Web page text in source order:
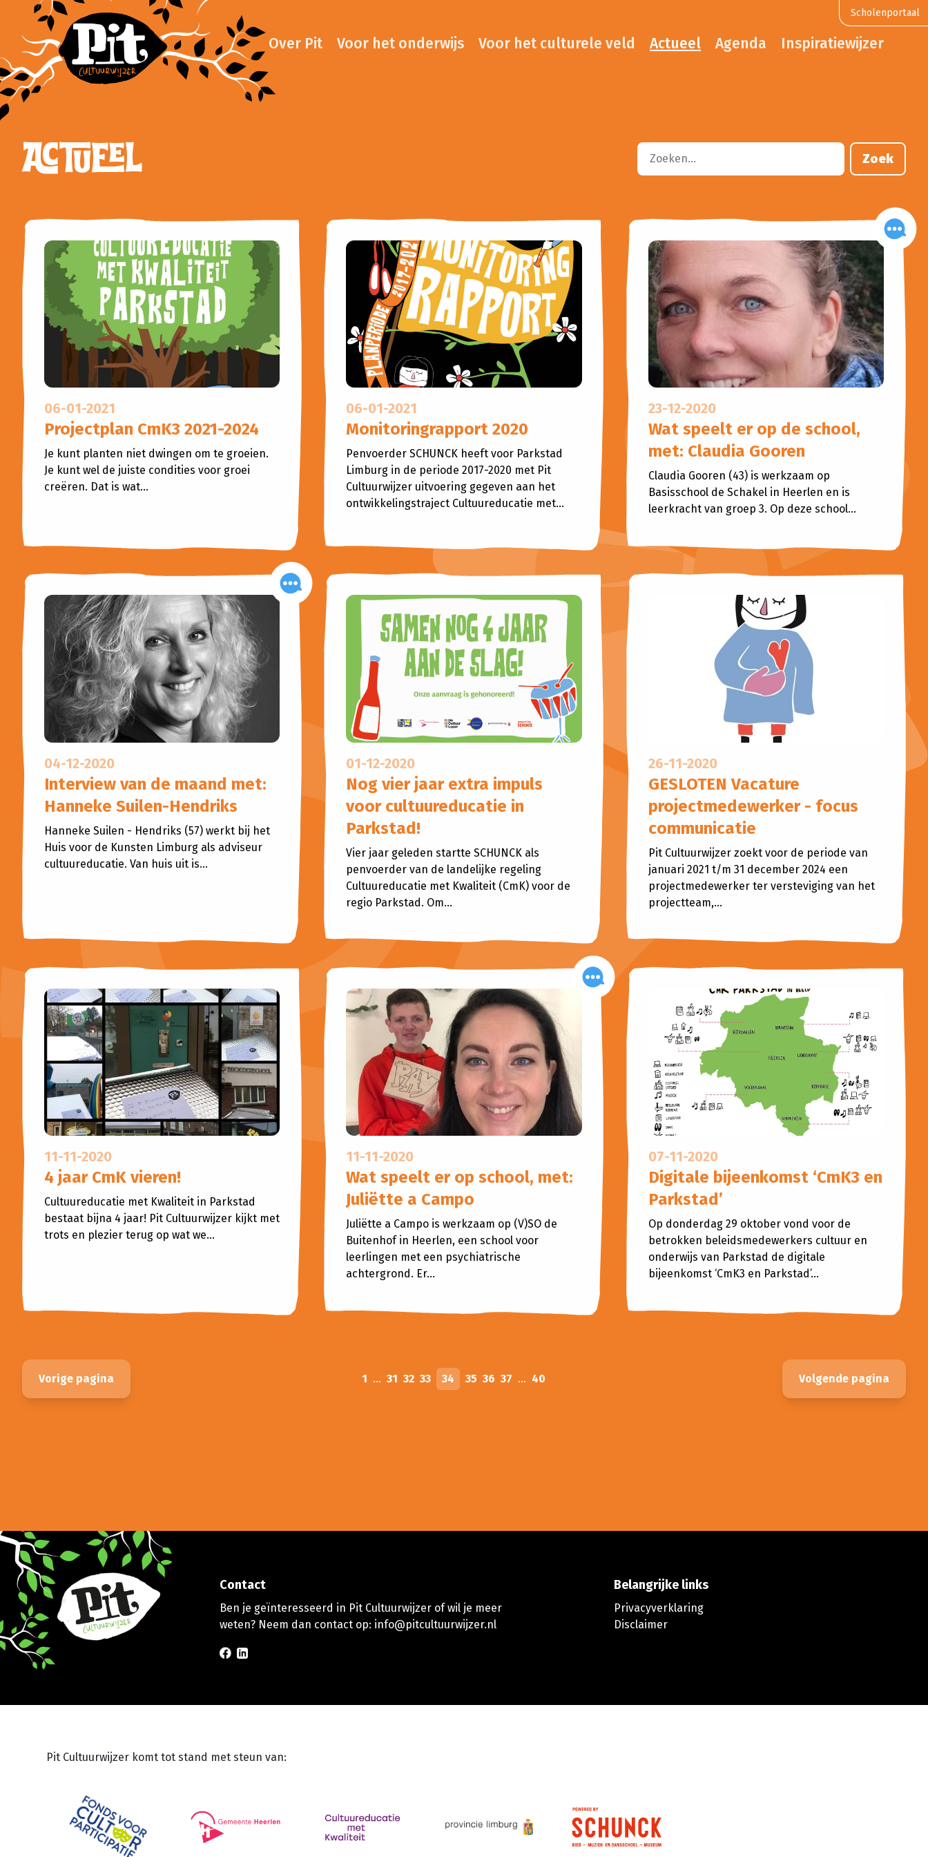
Over Pit Voor het onderwijs Voor het culturele veld Actueel Agenda Inspiratiewijzer
Scholenportaal
ACTUEEL Zoek
06-01-2021
Projectplan CmK3 2021-2024
Je kunt planten niet dwingen om te groeien.
Je kunt wel de juiste condities voor groei
creëren. Dat is wat...
06-01-2021
Monitoringrapport 2020
Penvoerder SCHUNCK heeft voor Parkstad
Limburg in de periode 2017-2020 met Pit
Cultuurwijzer uitvoering gegeven aan het
ontwikkelingstraject Cultuureducatie met...
23-12-2020
Wat speelt er op de school,
met: Claudia Gooren
Claudia Gooren (43) is werkzaam op
Basisschool de Schakel in Heerlen en is
leerkracht van groep 3. Op deze school...
04-12-2020
Interview van de maand met:
Hanneke Suilen-Hendriks
Hanneke Suilen - Hendriks (57) werkt bij het
Huis voor de Kunsten Limburg als adviseur
cultuureducatie. Van huis uit is...
01-12-2020
Nog vier jaar extra impuls
voor cultuureducatie in
Parkstad!
Vier jaar geleden startte SCHUNCK als
penvoerder van de landelijke regeling
Cultuureducatie met Kwaliteit (CmK) voor de
regio Parkstad. Om...
26-11-2020
GESLOTEN Vacature
projectmedewerker - focus
communicatie
Pit Cultuurwijzer zoekt voor de periode van
januari 2021 t/m 31 december 2024 een
projectmedewerker ter versteviging van het
projectteam,...
11-11-2020
4 jaar CmK vieren!
Cultuureducatie met Kwaliteit in Parkstad
bestaat bijna 4 jaar! Pit Cultuurwijzer kijkt met
trots en plezier terug op wat we...
11-11-2020
Wat speelt er op school, met:
Juliëtte a Campo
Juliëtte a Campo is werkzaam op (V)SO de
Buitenhof in Heerlen, een school voor
leerlingen met een psychiatrische
achtergrond. Er...
07-11-2020
Digitale bijeenkomst ‘CmK3 en
Parkstad’
Op donderdag 29 oktober vond voor de
betrokken beleidsmedewerkers cultuur en
onderwijs van Parkstad de digitale
bijeenkomst ‘CmK3 en Parkstad’...
Vorige pagina 1 ... 31 32 33 34 35 36 37 ... 40 Volgende pagina
Contact
Ben je geïnteresseerd in Pit Cultuurwijzer of wil je meer
weten? Neem dan contact op: info@pitcultuurwijzer.nl
Belangrijke links
Privacyverklaring
Disclaimer
Pit Cultuurwijzer komt tot stand met steun van: